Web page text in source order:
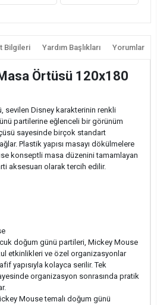
Bilgileri Yardım Başlıkları Yorumlar
Örtüsü 120x180
sevilen Disney karakterinin renkli
partilerine eğlenceli bir görünüm
sayesinde birçok standart
Plastik yapısı masayı dökülmelere
konseptli masa düzenini tamamlayan
aksesuarı olarak tercih edilir.
doğum günü partileri, Mickey Mouse
etkinlikleri ve özel organizasyonlar
yapısıyla kolayca serilir. Tek
organizasyon sonrasında pratik
Mouse temalı doğum günü